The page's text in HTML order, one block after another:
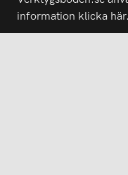
information klicka här.